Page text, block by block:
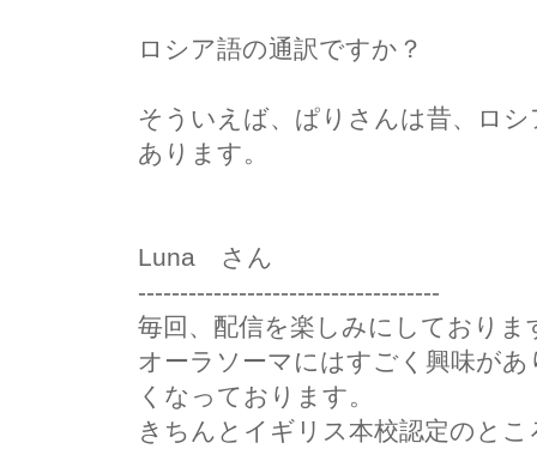
ロシア語の通訳ですか？
そういえば、ぱりさんは昔、ロ
あります。
Luna さん
------------------------------------
毎回、配信を楽しみにしておりま
オーラソーマにはすごく興味が
くなっております。
きちんとイギリス本校認定のと